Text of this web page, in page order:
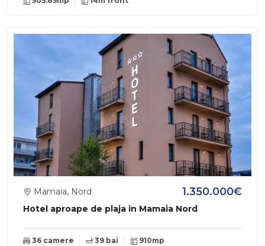
Hotel aproape de plaja in Mamaia Nord
Mamaia, Nord 1.350.000€
36 camere 39 bai 910mp